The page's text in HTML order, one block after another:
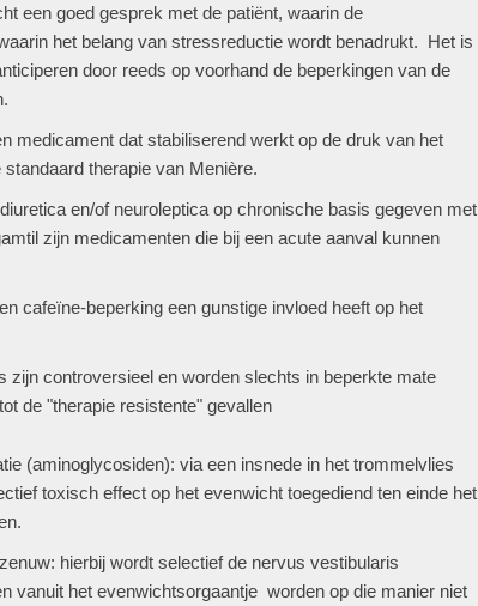
een goed gesprek met de patiënt, waarin de
het belang van stressreductie wordt benadrukt. Het is
door reeds op voorhand de beperkingen van de
medicament dat stabiliserend werkt op de druk van het
therapie van Menière.
en/of neuroleptica op chronische basis gegeven met
zijn medicamenten die bij een acute aanval kunnen
cafeïne-beperking een gunstige invloed heeft op het
zijn controversieel en worden slechts in beperkte mate
de "therapie resistente" gevallen
(aminoglycosiden): via een insnede in het trommelvlies
toxisch effect op het evenwicht toegediend ten einde het
hierbij wordt selectief de nervus vestibularis
vanuit het evenwichtsorgaantje worden op die manier niet